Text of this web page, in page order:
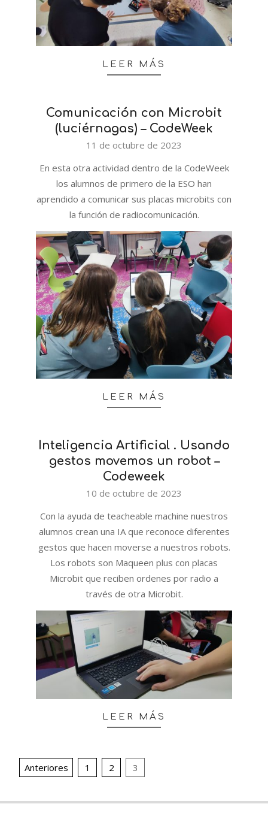
LEER MÁS
Comunicación con Microbit
(luciérnagas) – CodeWeek
11
11 de octubre de 2023
En esta otra actividad dentro de la CodeWeek
los alumnos de primero de la ESO han
aprendido a comunicar sus placas microbits con
la función de radiocomunicación.
LEER MÁS
Inteligencia Artificial . Usando
gestos movemos un robot –
Codeweek
10
10 de octubre de 2023
Con la ayuda de teacheable machine nuestros
alumnos crean una IA que reconoce diferentes
gestos que hacen moverse a nuestros robots.
Los robots son Maqueen plus con placas
Microbit que reciben ordenes por radio a
través de otra Microbit.
LEER MÁS
Paginación
entradas
Anteriores 1 2 3